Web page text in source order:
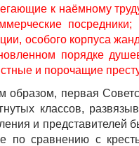
к наёмному
особого корпуса
порядке
и порочащие
образом, первая
классов,
и представителей
по сравнению с